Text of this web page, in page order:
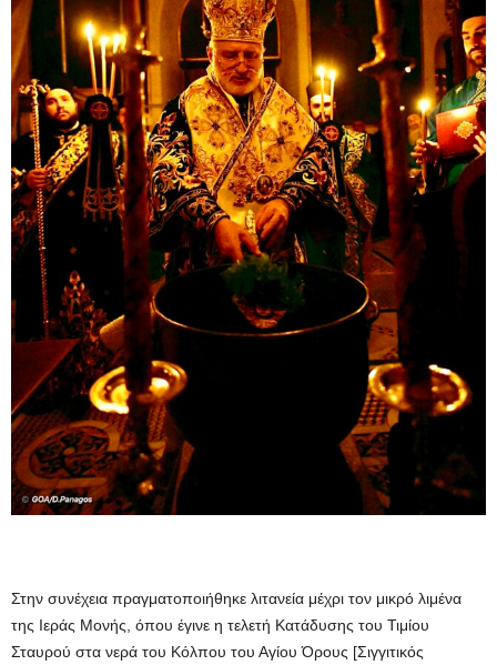
Στην συνέχεια πραγματοποιήθηκε λιτανεία μέχρι τον μικρό λιμένα
της Ιεράς Μονής, όπου έγινε η τελετή Κατάδυσης του Τιμίου
Σταυρού στα νερά του Κόλπου του Αγίου Όρους [Σιγγιτικός